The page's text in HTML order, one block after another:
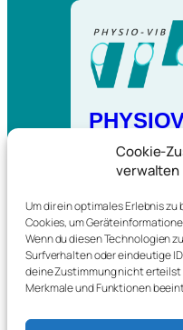
Cookie-
verwalten
Um dir ein optimales Erlebnis
Cookies, um
Wenn du diesen Technologien
Surfverhalten oder eindeutige
deine Zustimmung nicht
Merkmale und Funktionen
Ihre
Login
Datenschutz
Impressum